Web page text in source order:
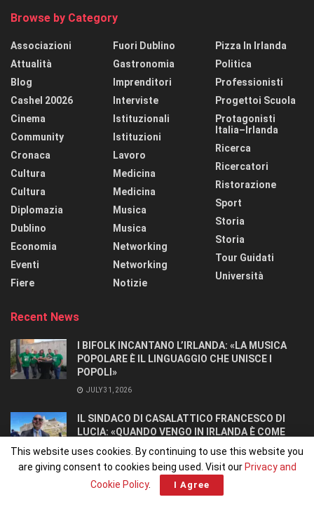
Browse by Category
Associazioni
Attualità
Blog
Cashel 20026
Cinema
Community
Cronaca
Cultura
Cultura
Diplomazia
Dublino
Economia
Eventi
Fiere
Fuori Dublino
Gastronomia
Imprenditori
Interviste
Istituzionali
Istituzioni
Lavoro
Medicina
Medicina
Musica
Musica
Networking
Networking
Notizie
Pizza In Irlanda
Politica
Professionisti
Progettoi Scuola
Protagonisti
Italia–Irlanda
Ricerca
Ricercatori
Ristorazione
Sport
Storia
Storia
Tour Guidati
Università
Recent News
I BIFOLK INCANTANO L’IRLANDA: «LA MUSICA
POPOLARE È IL LINGUAGGIO CHE UNISCE I
POPOLI»
JULY 31, 2026
IL SINDACO DI CASALATTICO FRANCESCO DI
LUCIA: «QUANDO VENGO IN IRLANDA È COME
TORNARE A CASA».
JULY 27, 2026
This website uses cookies. By continuing to use this website you
are giving consent to cookies being used. Visit our Privacy and
Cookie Policy. I Agree